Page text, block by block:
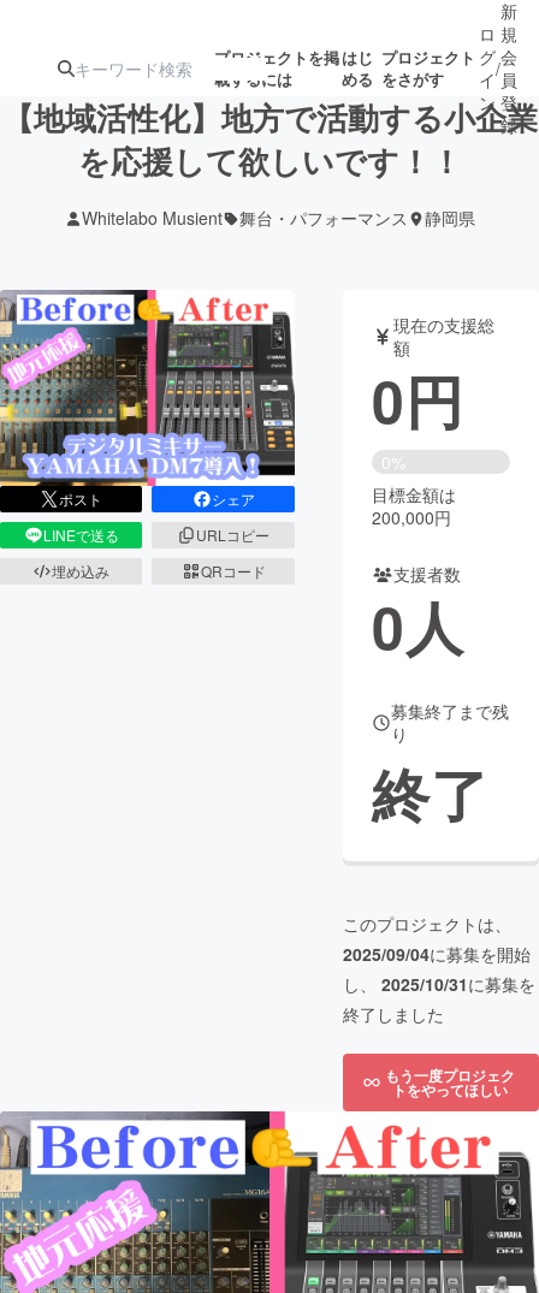
プロジェクトを掲
載するには
はじ
める
プロジェクト
をさがす
ターン
注目の新着プロ
ジェクト
ロジェクト
されます
アート・写真 音楽
テクノロジー・ガジェット ゲーム・サ
映像・映画 書籍・雑誌
ビジネス・起業 チャレンジ
まちづくり・地域活性化
CAMPFIRE Creation
ロ
グ
イ
ン
/
新
規
会
員
登
録
【地域活性化】地方で活動する小企業
を応援して欲しいです！！
Whitelabo Musient 舞台・パフォーマンス 静岡県
ポスト
シェア
LINEで送る
URLコピー
埋め込み
QRコード
現在の支援総
額
0円
0%
目標金額は
200,000円
支援者数
0人
募集終了まで残
り
終了
このプロジェクトは、
2025/09/04に募集を開始
し、 2025/10/31に募集を
終了しました
もう一度プロジェク
トをやってほしい